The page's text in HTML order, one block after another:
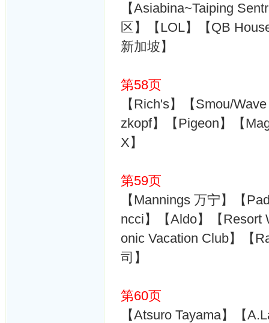
【Asiabina~Taiping
区】【LOL】【QB
新加坡】
第58页
【Rich's】【Smou/
zkopf】【Pigeon】【
X】
第59页
【Mannings 万宁】【
ncci】【Aldo】【Resort
onic Vacation Club】【
司】
第60页
【Atsuro Tayama】【